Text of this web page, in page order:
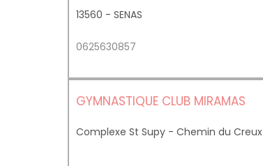
13560 - SENAS
0625630857
GYMNASTIQUE CLUB MIRAMAS
Complexe St Supy - Chemin du Creux